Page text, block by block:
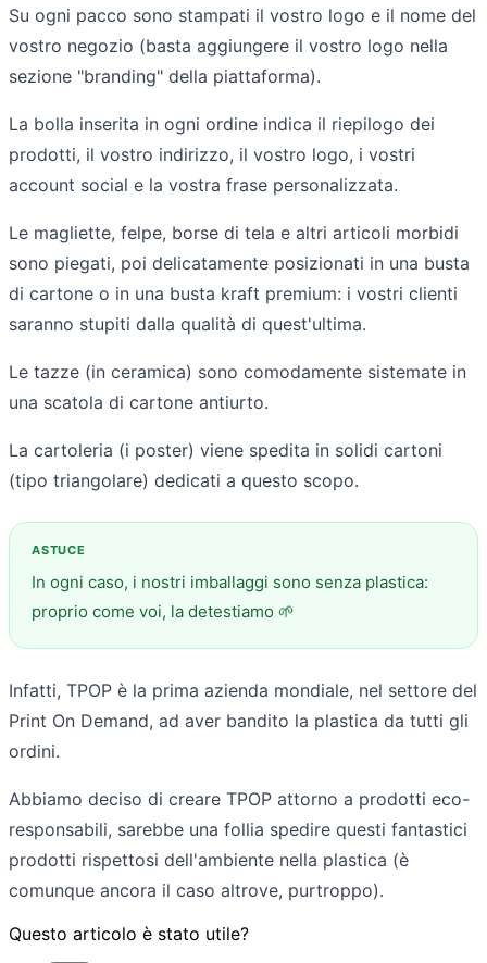
Su ogni pacco sono stampati il vostro logo e il nome del
vostro negozio (basta aggiungere il vostro logo nella
sezione "branding" della piattaforma).
La bolla inserita in ogni ordine indica il riepilogo dei
prodotti, il vostro indirizzo, il vostro logo, i vostri
account social e la vostra frase personalizzata.
Le magliette, felpe, borse di tela e altri articoli morbidi
sono piegati, poi delicatamente posizionati in una busta
di cartone o in una busta kraft premium: i vostri clienti
saranno stupiti dalla qualità di quest'ultima.
Le tazze (in ceramica) sono comodamente sistemate in
una scatola di cartone antiurto.
La cartoleria (i poster) viene spedita in solidi cartoni
(tipo triangolare) dedicati a questo scopo.
In ogni caso, i nostri imballaggi sono senza plastica:
proprio come voi, la detestiamo 🌱
Infatti, TPOP è la prima azienda mondiale, nel settore del
Print On Demand, ad aver bandito la plastica da tutti gli
ordini.
Abbiamo deciso di creare TPOP attorno a prodotti eco-
responsabili, sarebbe una follia spedire questi fantastici
prodotti rispettosi dell'ambiente nella plastica (è
comunque ancora il caso altrove, purtroppo).
Questo articolo è stato utile?